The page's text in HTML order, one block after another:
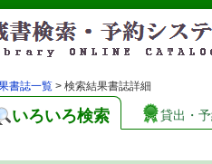
書誌一覧 > 検索結果書誌詳細
いろいろ検索 貸出・